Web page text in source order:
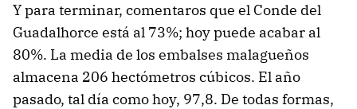
Y para terminar, comentaros que el Conde del
Guadalhorce está al 73%; hoy puede acabar al
80%. La media de los embalses malagueños
almacena 206 hectómetros cúbicos. El año
pasado, tal día como hoy, 97,8. De todas formas,